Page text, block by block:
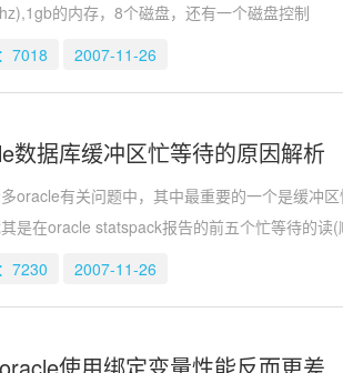
的内存，8个磁盘，还有一个磁盘控制
7018
2007-11-26
数据库缓冲区忙等待的原因解析
有关问题中，其中最重要的一个是缓冲区
是在oracle statspack报告的前五个忙等待的读(
7230
2007-11-26